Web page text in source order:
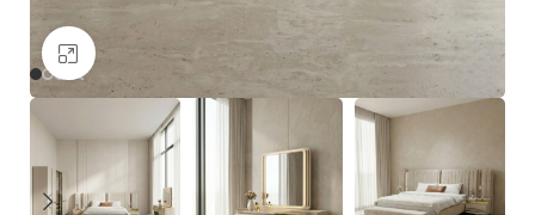
Büyütmek için tıklayın